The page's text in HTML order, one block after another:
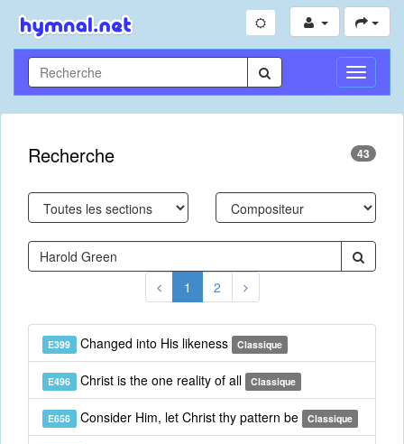
Toggle
Recherche 43
1 2
E399 Changed into His likeness Classique
E496 Christ is the one reality of all Classique
E656 Consider Him, let Christ thy pattern be Classique